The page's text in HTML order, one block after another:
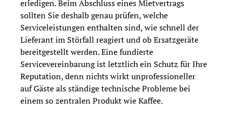
erledigen. Beim Abschluss eines Mietvertrags
sollten Sie deshalb genau prüfen, welche
Serviceleistungen enthalten sind, wie schnell der
Lieferant im Störfall reagiert und ob Ersatzgeräte
bereitgestellt werden. Eine fundierte
Servicevereinbarung ist letztlich ein Schutz für Ihre
Reputation, denn nichts wirkt unprofessioneller
auf Gäste als ständige technische Probleme bei
einem so zentralen Produkt wie Kaffee.